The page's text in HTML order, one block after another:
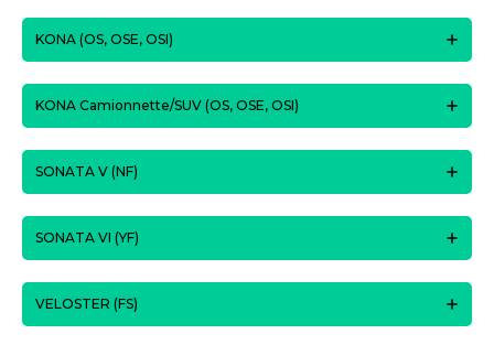
KONA (OS, OSE, OSI)
KONA Camionnette/SUV (OS, OSE, OSI)
SONATA V (NF)
SONATA VI (YF)
VELOSTER (FS)